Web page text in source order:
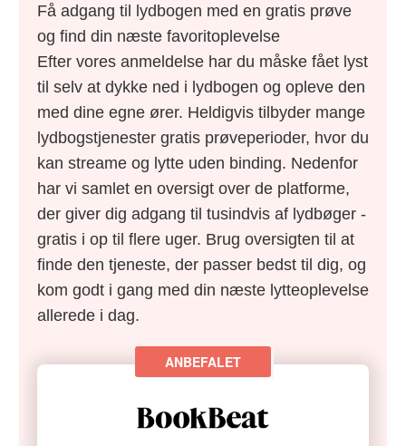
Få adgang til lydbogen med en gratis prøve
og find din næste favoritoplevelse
Efter vores anmeldelse har du måske fået lyst
til selv at dykke ned i lydbogen og opleve den
med dine egne ører. Heldigvis tilbyder mange
lydbogstjenester gratis prøveperioder, hvor du
kan streame og lytte uden binding. Nedenfor
har vi samlet en oversigt over de platforme,
der giver dig adgang til tusindvis af lydbøger -
gratis i op til flere uger. Brug oversigten til at
finde den tjeneste, der passer bedst til dig, og
kom godt i gang med din næste lytteoplevelse
allerede i dag.